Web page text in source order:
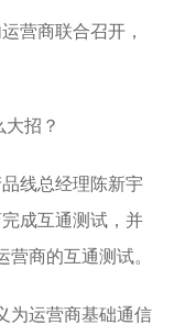
营商联合召开，
线总经理陈新宇
成互通测试，并
商的互通测试。
为运营商基础通信